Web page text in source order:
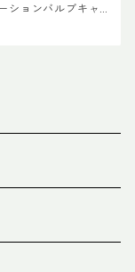
ションバルブキャ
ブマグネット（全
応モデル）